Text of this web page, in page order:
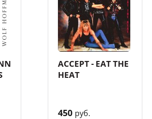
ACCEPT - EAT THE
HEAT
450 руб.